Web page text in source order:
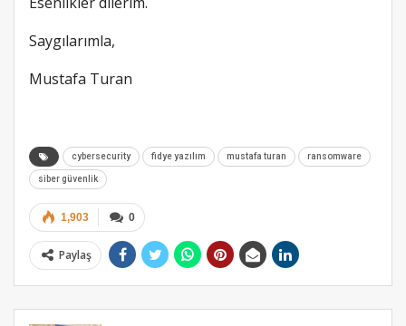
Saygılarımla,
Mustafa Turan
cybersecurity fidye yazılım mustafa turan ransomware
siber güvenlik
0
1,903
Paylaş